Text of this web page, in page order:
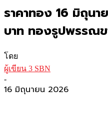
ราคาทอง 16 มิถุน
บาท ทองรูปพรรณ
โดย
ผู้เขียน 3 SBN
-
16 มิถุนายน 2026